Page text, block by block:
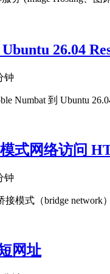
26.04
钟
Numbat 到 Ubuntu
式网络访问
钟
接模式（bridge
网址